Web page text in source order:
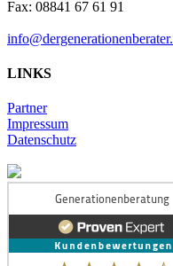
Fax: 08841 67 61 91
LINKS
Partner
Impressum
Datenschutz